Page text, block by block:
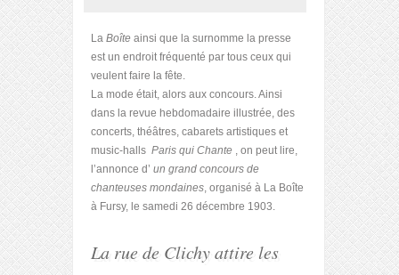
La Boîte ainsi que la surnomme la presse
est un endroit fréquenté par tous ceux qui
veulent faire la fête.
La mode était, alors aux concours. Ainsi
dans la revue hebdomadaire illustrée, des
concerts, théâtres, cabarets artistiques et
music-halls Paris qui Chante , on peut lire,
l’annonce d’ un grand concours de
chanteuses mondaines, organisé à La Boîte
à Fursy, le samedi 26 décembre 1903.
La rue de Clichy attire les